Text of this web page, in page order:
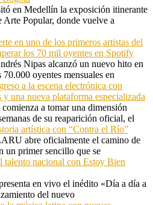
en Medellín la exposición itinerante
Popular, donde vuelve a
en uno de los primeros artistas del
los 70 mil oyentes en Spotify
Nipas alcanzó un nuevo hito en
oyentes mensuales en
a la escena electrónica con
y una nueva plataforma especializada
a tomar una dimensión
de su reaparición oficial, el
artística con “Contra el Río”
abre oficialmente el camino de
un primer sencillo que se
talento nacional con Estoy Bien
en vivo el inédito «Día a día a
del nuevo